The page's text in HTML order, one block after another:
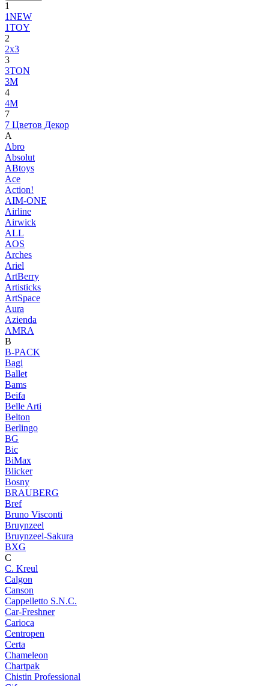
1
1NEW
1TOY
2
2x3
3
3TON
3М
4
4M
7
7 Цветов Декор
A
Abro
Absolut
ABtoys
Ace
Action!
AIM-ONE
Airline
Airwick
ALL
AOS
Arches
Ariel
ArtBerry
Artisticks
ArtSpace
Aura
Azienda
AМRA
B
B-PACK
Bagi
Ballet
Bams
Beifa
Belle Arti
Belton
Berlingo
BG
Bic
BiMax
Blicker
Bosny
BRAUBERG
Bref
Bruno Visconti
Bruynzeel
Bruynzeel-Sakura
BXG
C
C. Kreul
Calgon
Canson
Cappelletto S.N.C.
Car-Freshner
Carioca
Centropen
Certa
Chameleon
Chartpak
Chistin Professional